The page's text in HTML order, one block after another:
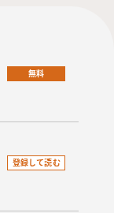
無料
登録して読む